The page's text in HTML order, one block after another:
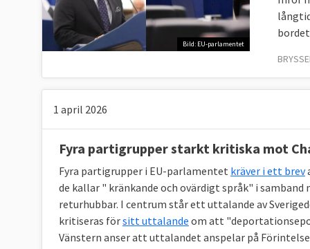
Bild: EU-parlamentet
1 april 2026
Fyra partigrupper starkt kritiska mot
Fyra partigrupper i EU-parlamentet kräver i ett brev
de kallar " kränkande och ovärdigt språk" i
returhubbar. I centrum står ett uttalande av
kritiseras försitt uttalande om att
Vänstern anser att uttalandet anspelar på